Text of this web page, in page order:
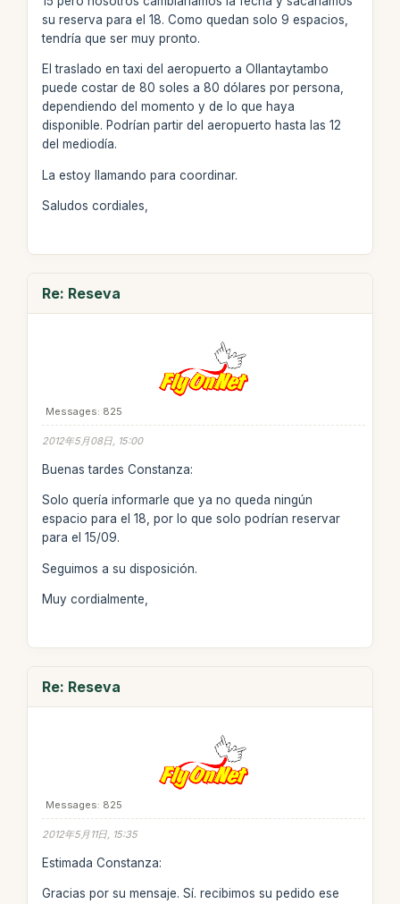
su reserva para el 18. Como quedan solo 9 espacios,
tendría que ser muy pronto.
El traslado en taxi del aeropuerto a Ollantaytambo
puede costar de 80 soles a 80 dólares por persona,
dependiendo del momento y de lo que haya
disponible. Podrían partir del aeropuerto hasta las 12
del mediodía.
La estoy llamando para coordinar.
Saludos cordiales,
Re: Reseva
Messages: 825
2012年5月08日, 15:00
Buenas tardes Constanza:
Solo quería informarle que ya no queda ningún
espacio para el 18, por lo que solo podrían reservar
para el 15/09.
Seguimos a su disposición.
Muy cordialmente,
Re: Reseva
Messages: 825
2012年5月11日, 15:35
Estimada Constanza:
Gracias por su mensaje. Sí. recibimos su pedido ese